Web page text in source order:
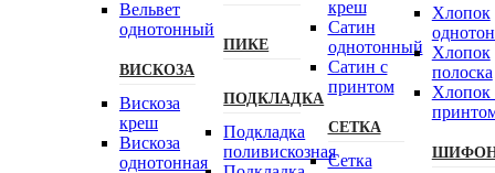
Вельвет
однотонный
ВИСКОЗА
Вискоза
креш
Вискоза
однотонная
ПИКЕ
ПОДКЛАДКА
Подкладка
поливискозная
креш
Сатин
однотонный
Сатин с
принтом
СЕТКА
Сетка
Хлопок
Хлопок
полоска
Хлопок